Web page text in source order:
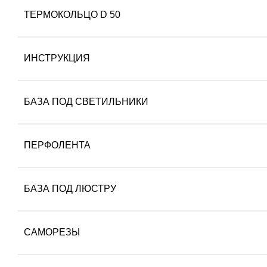
ТЕРМОКОЛЬЦО D 50
ИНСТРУКЦИЯ
БАЗА ПОД СВЕТИЛЬНИКИ
ПЕРФОЛЕНТА
БАЗА ПОД ЛЮСТРУ
САМОРЕЗЫ